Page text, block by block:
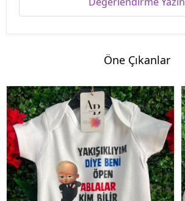
Öne Çıkanlar